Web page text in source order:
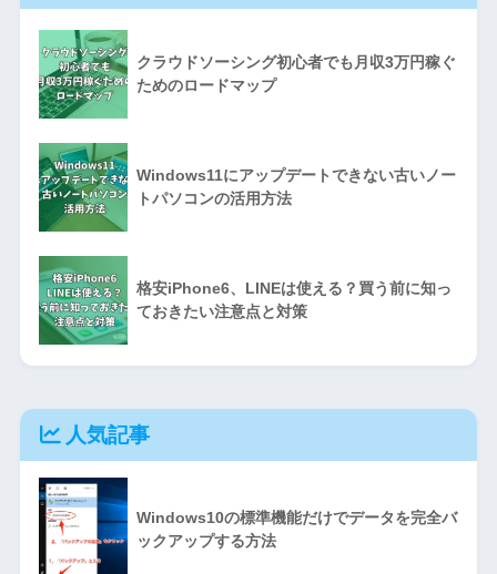
クラウドソーシング初心者でも月収3万円稼ぐ
ためのロードマップ
Windows11にアップデートできない古いノー
トパソコンの活用方法
格安iPhone6、LINEは使える？買う前に知っ
ておきたい注意点と対策
人気記事
Windows10の標準機能だけでデータを完全バ
ックアップする方法